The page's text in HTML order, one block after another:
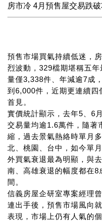
房市冷 4月預售屋交易跌
預售市場買氣持續低迷，
烈波動，329檔期堪稱五
量僅3,338件、年減逾7成
到6,000件，近期更連續
首見。
實價統計顯示，去年5、6
交易量均逾1.6萬件，隨著
縮，過去景氣熱絡時單月
北、桃園、台中，如今單
外買氣衰退最為明顯，與
南、高雄衰退的幅度都在
間。
信義房屋企研室專案經理
連出手後，預售市場風向
表現，市場上仍有人氣的